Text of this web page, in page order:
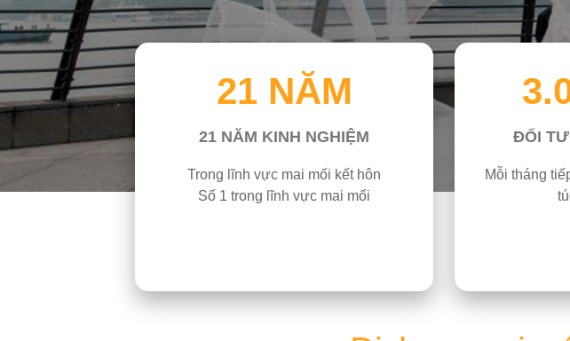
21 NĂM
21 NĂM KINH NGHIỆM
Trong lĩnh vực mai mối kết hôn
Số 1 trong lĩnh vực mai mối
ĐỐI
Mỗi tháng